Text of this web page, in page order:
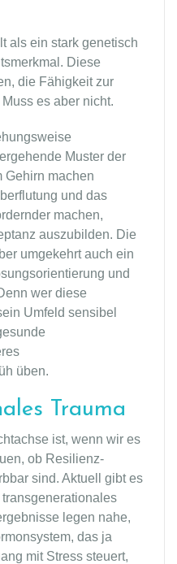
als ein stark genetisch
Diese
die Fähigkeit zur
es aber nicht.
Muster der
Gehirn machen
und das
machen,
auszubilden. Die
umgekehrt auch ein
und
wer diese
Umfeld sensibel
üben.
Trauma
ist, wenn wir es
ob Resilienz-
sind. Aktuell gibt es
legen nahe,
das ja
mit Stress steuert,